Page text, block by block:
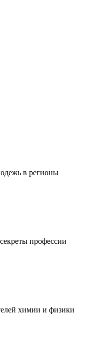
в регионы
профессии
химии и физики